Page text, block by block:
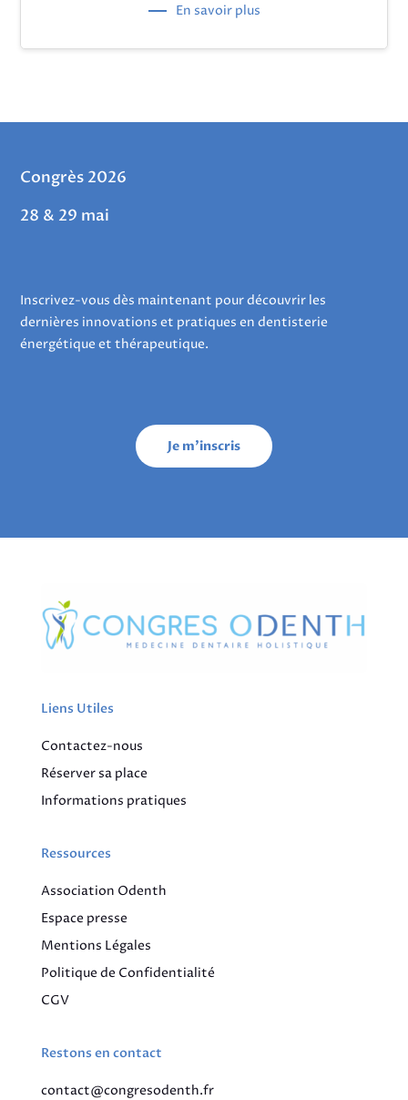
En savoir plus
Congrès 2026
28 & 29 mai
Inscrivez-vous dès maintenant pour découvrir les
dernières innovations et pratiques en dentisterie
énergétique et thérapeutique.
Je m'inscris
Liens Utiles
Contactez-nous
Réserver sa place
Informations pratiques
Ressources
Association Odenth
Espace presse
Mentions Légales
Politique de Confidentialité
CGV
Restons en contact
contact@congresodenth.fr